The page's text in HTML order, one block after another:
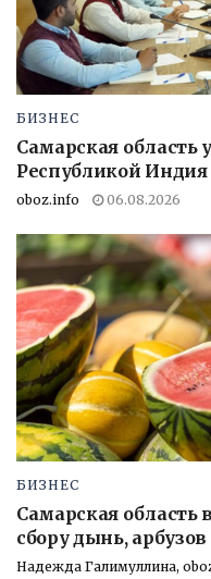
БИЗНЕС
Самарская область
Республикой Индия
oboz.info 06.08.2026
БИЗНЕС
Самарская область
сбору дынь,
Надежда Галимуллина,